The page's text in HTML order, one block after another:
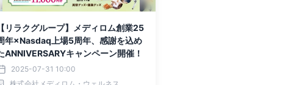
【リラクグループ】メディロム創業25
年×Nasdaq上場5周年、感謝を込め
ANNIVERSARYキャンペーン開催！
2025-07-31 10:00